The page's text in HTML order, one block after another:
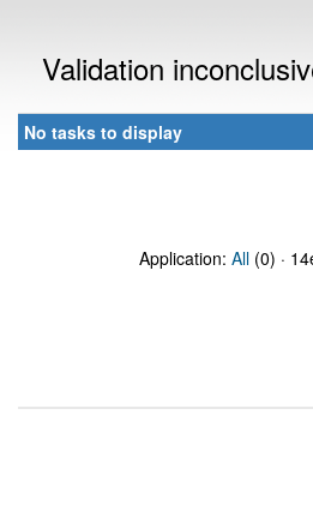
Validation
No tasks to display
Application: All (0) ·